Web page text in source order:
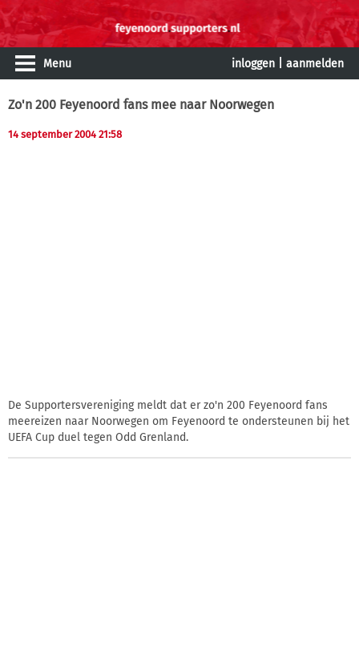
Menu inloggen aanmelden
Zo'n 200 Feyenoord fans mee naar Noorwegen
14 september 2004 21:58
De Supportersvereniging meldt dat er zo'n 200 Feyenoord fans
meereizen naar Noorwegen om Feyenoord te ondersteunen bij het
UEFA Cup duel tegen Odd Grenland.